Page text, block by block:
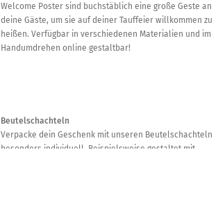
Welcome Poster sind buchstäblich eine große Geste an
deine Gäste, um sie auf deiner Tauffeier willkommen zu
heißen. Verfügbar in verschiedenen Materialien und im
Handumdrehen online gestaltbar!
Beutelschachteln
Verpacke dein Geschenk mit unseren Beutelschachteln
besonders individuell. Beispielsweise gestaltet mit